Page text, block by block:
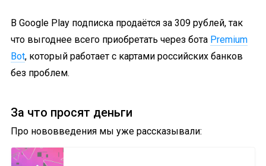
В Google Play подписка продаётся за 309 рублей, так
что выгоднее всего приобретать через бота Premium
Bot, который работает с картами российских банков
без проблем.
За что просят деньги
Про нововведения мы уже рассказывали: